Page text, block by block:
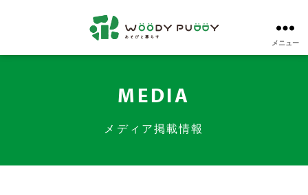
ウ
ッ
ィ
プ
メニュー
MEDIA
メディア掲載情報